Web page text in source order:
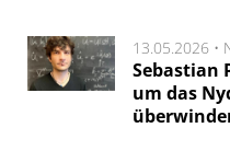
13.05.2026 •
Sebastian
um das